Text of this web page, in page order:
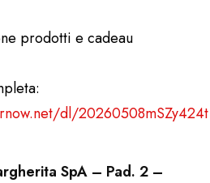
prodotti e cadeau
dl/20260508mSZy424t
SpA – Pad. 2 –